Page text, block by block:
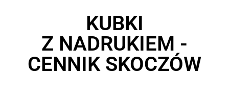
KUBKI
Z NADRUKIEM -
CENNIK SKOCZÓW